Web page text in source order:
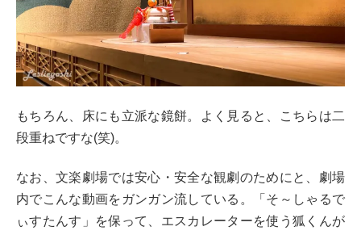
もちろん、床にも立派な鏡餅。よく見ると、こちらは二
段重ねですな(笑)。
なお、文楽劇場では安心・安全な観劇のためにと、劇場
内でこんな動画をガンガン流している。「そ～しゃるで
ぃすたんす」を保って、エスカレーターを使う狐くんが